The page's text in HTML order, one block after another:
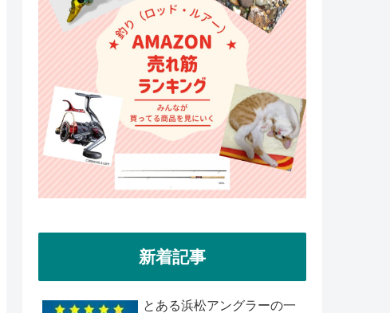
新着記事
とある浜松アングラーの一